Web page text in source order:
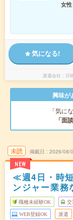
女性
気になる!
派遣会社 日
興味が
「気に
「面
未読
NEW
掲載日 2026/08/
≪週4日・時
ンジャー業務
職種未経験OK 交
WEB登録OK 派遣